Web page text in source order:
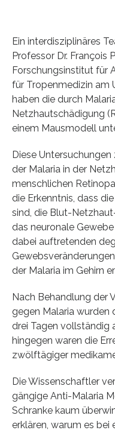
Ein interdisziplinäres
Professor Dr. François
Forschungsinstitut für
für Tropenmedizin am
haben die durch
Netzhautschädigung
einem Mausmodell
Diese
der Malaria in der
menschlichen
die Erkenntnis, dass
sind, die Blut-
das neuronale
dabei auftretenden
der Malaria im Gehirn
Nach Behandlung der
gegen Malaria wurden
drei Tagen vollständig
hingegen waren die
zwölftägiger
Die Wissenschaftler
gängige Anti-Malaria
Schranke kaum
erklären, warum es